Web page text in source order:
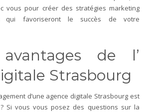
vous pour créer des stratégies marketing
qui favoriseront le succès de votre
de l’
Strasbourg
d’une agence digitale Strasbourg est
Si vous vous posez des questions sur la